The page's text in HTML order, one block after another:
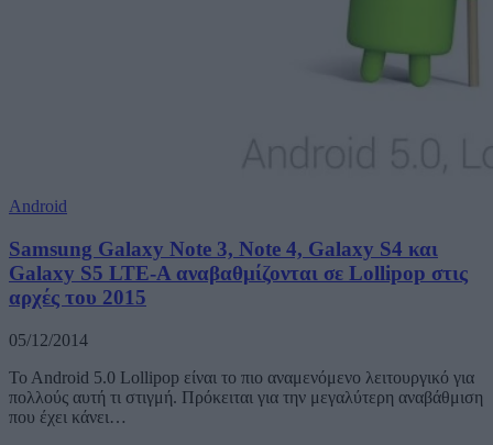
Android
Samsung Galaxy Note 3, Note 4, Galaxy S4 και
Galaxy S5 LTE-A αναβαθμίζονται σε Lollipop στις
αρχές του 2015
05/12/2014
To Android 5.0 Lollipop είναι το πιο αναμενόμενο λειτουργικό για
πολλούς αυτή τι στιγμή. Πρόκειται για την μεγαλύτερη αναβάθμιση
που έχει κάνει…